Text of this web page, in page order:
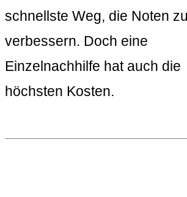
schnellste Weg, die Noten zu
verbessern. Doch eine
Einzelnachhilfe hat auch die
höchsten Kosten.